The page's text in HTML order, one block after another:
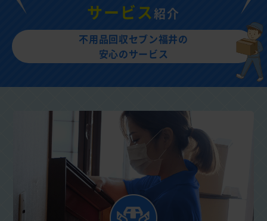
サービス紹介
不用品回収セブン福井の
安心のサービス